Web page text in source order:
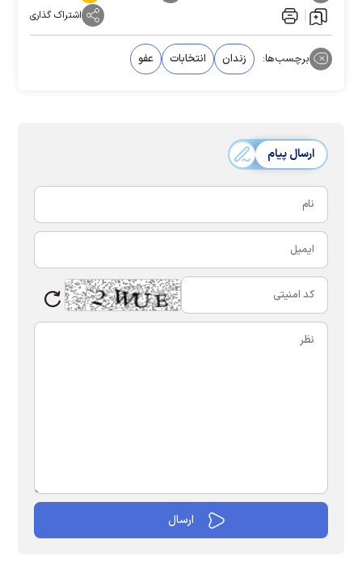
اشتراک گذاری
برچسب‌ها: زندان انتخابات عفو
ارسال پیام